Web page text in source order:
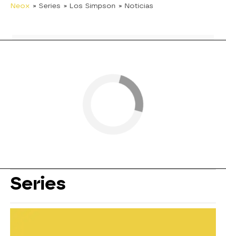
Neox » Series » Los Simpson » Noticias
Series